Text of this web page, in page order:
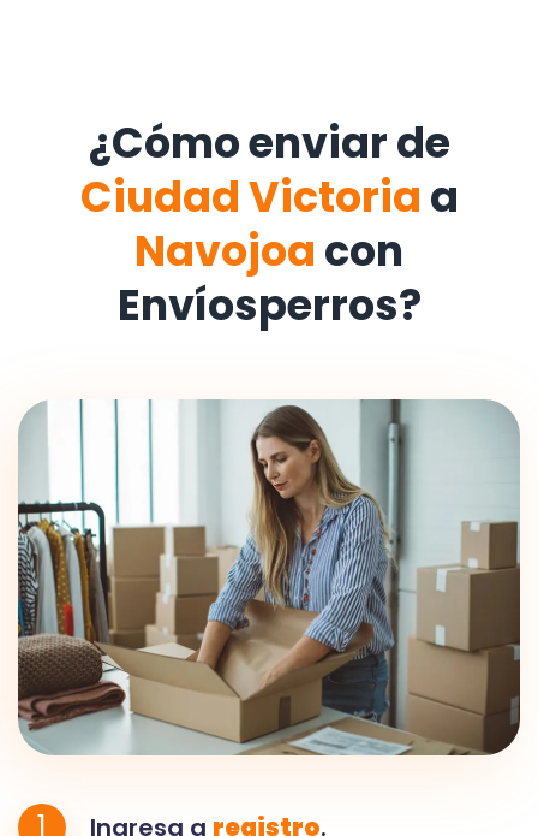
¿Cómo enviar de
Ciudad Victoria a
Navojoa con
Envíosperros?
1 Ingresa a registro.